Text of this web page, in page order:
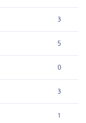
3
5
0
3
1